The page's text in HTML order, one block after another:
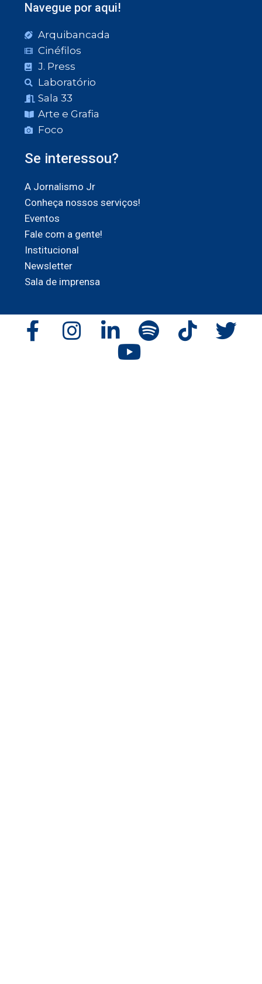
Navegue por aqui!
Arquibancada
Cinéfilos
J. Press
Laboratório
Sala 33
Arte e Grafia
Foco
Se interessou?
A Jornalismo Jr
Conheça nossos serviços!
Eventos
Fale com a gente!
Institucional
Newsletter
Sala de imprensa